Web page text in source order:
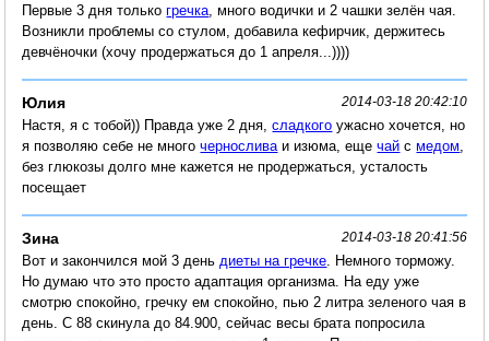
Первые 3 дня толькогречка , много водички и 2 чашки зелён чая.
Возникли проблемы со стулом, добавила кефирчик, держитесь
девчёночки (хочу продержаться до 1 апреля...))))
Юлия 2014-03-18 20:42:10
Настя, я с тобой)) Правда уже 2 дня,сладкого ужасно хочется, но
я позволяю себе не многочернослива и изюма, ещечай смедом
без глюкозы долго мне кажется не продержаться, усталость
посещает
Зина 2014-03-18 20:41:56
Вот и закончился мой 3 день диеты на гречке . Немного торможу.
Но думаю что это просто адаптация организма. На еду уже
смотрю спокойно, гречку ем спокойно, пью 2 литра зеленого чая в
день. С 88 скинула до 84.900, сейчас весы брата попросила